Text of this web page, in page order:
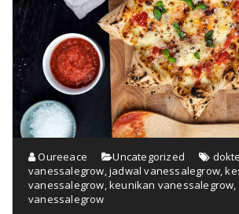
Oureeace Uncategorized
vanessalegrow,jadwal vanessalegrow,
vanessalegrow,keunikan vanessalegrow,
vanessalegrow